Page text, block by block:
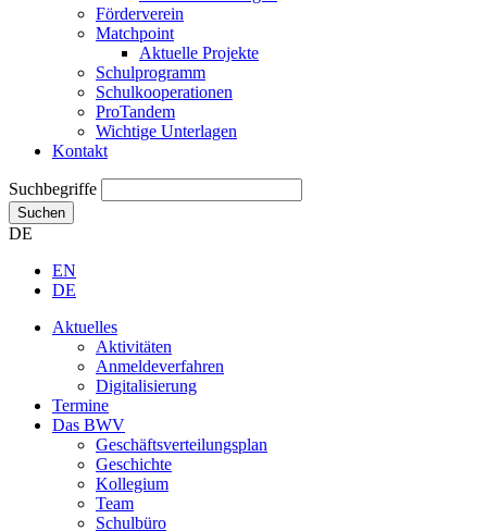
Förderverein
Matchpoint
Aktuelle Projekte
Schulprogramm
Schulkooperationen
ProTandem
Wichtige Unterlagen
Kontakt
Suchbegriffe
Suchen
DE
EN
DE
Aktuelles
Aktivitäten
Anmeldeverfahren
Digitalisierung
Termine
Das BWV
Geschäftsverteilungsplan
Geschichte
Kollegium
Team
Schulbüro